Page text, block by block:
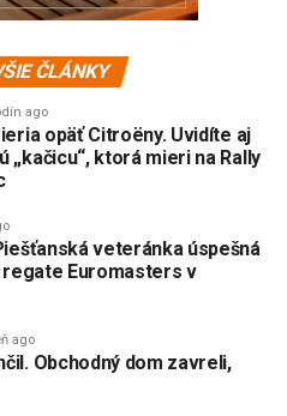
ČLÁNKY
ago
opäť Citroëny. Uvidíte aj
„kačicu“, ktorá mieri na Rally
veteránka úspešná
Euromasters v
ago
Obchodný dom zavreli,